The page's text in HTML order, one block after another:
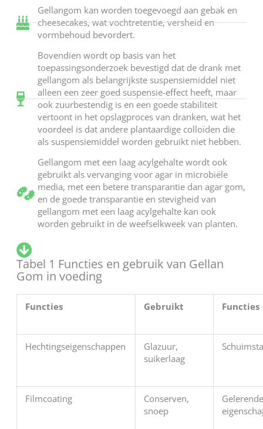
Gellangom kan worden toegevoegd aan gebak en
cheesecakes, wat vochtretentie, versheid en
vormbehoud bevordert.
Bovendien wordt op basis van het
toepassingsonderzoek bevestigd dat de drank met
gellangom als belangrijkste suspensiemiddel niet
alleen een zeer goed suspensie-effect heeft, maar
ook zuurbestendig is en een goede stabiliteit
vertoont in het opslagproces van dranken, wat het
voordeel is dat andere plantaardige colloïden die
als suspensiemiddel worden gebruikt niet hebben.
Gellangom met een laag acylgehalte wordt ook
gebruikt als vervanging voor agar in microbiële
media, met een betere transparantie dan agar gom,
en de goede transparantie en stevigheid van
gellangom met een laag acylgehalte kan ook
worden gebruikt in de weefselkweek van planten.
Tabel 1 Functies en gebruik van Gellan
Gom in voeding
Functies Gebruikt Functies
Hechtingseigenschappen
Glazuur,
suikerlaag
Filmcoating
Conserven,
snoep